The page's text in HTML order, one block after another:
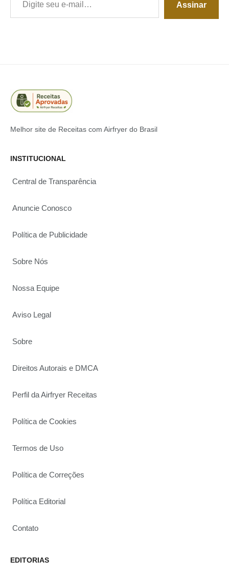
Assinar
Melhor site de Receitas com Airfryer do Brasil
INSTITUCIONAL
Central de Transparência
Anuncie Conosco
Política de Publicidade
Sobre Nós
Nossa Equipe
Aviso Legal
Sobre
Direitos Autorais e DMCA
Perfil da Airfryer Receitas
Política de Cookies
Termos de Uso
Política de Correções
Política Editorial
Contato
EDITORIAS